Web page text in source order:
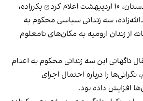
اعلام کرد
بکرزاده،
سه زندانی سیاسی محکوم به
از زندان ارومیه به مکان‌های نامعلوم
ناگهانی این سه زندانی محکوم به اعدام
را درباره احتمال اجرای
افزایش داده بود.